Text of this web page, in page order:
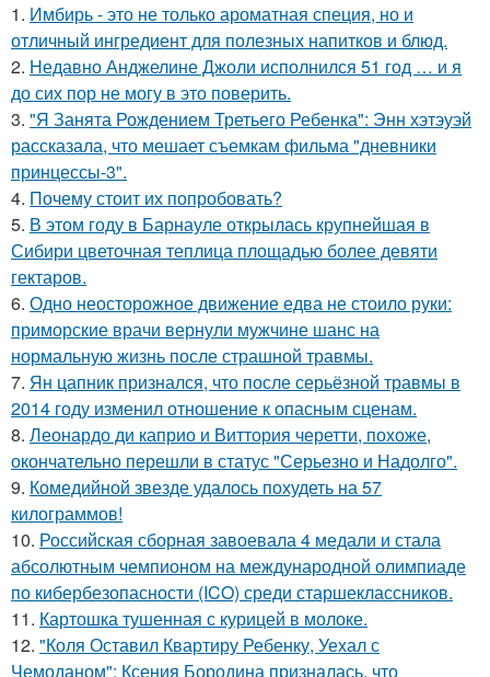
1. Имбирь - это не только ароматная специя, но и
отличный ингредиент для полезных напитков и блюд.
2. Недавно Анджелине Джоли исполнился 51 год … и я
до сих пор не могу в это поверить.
3. "Я Занята Рождением Третьего Ребенка": Энн хэтэуэй
рассказала, что мешает съемкам фильма "дневники
принцессы-3".
4. Почему стоит их попробовать?
5. В этом году в Барнауле открылась крупнейшая в
Сибири цветочная теплица площадью более девяти
гектаров.
6. Одно неосторожное движение едва не стоило руки:
приморские врачи вернули мужчине шанс на
нормальную жизнь после страшной травмы.
7. Ян цапник признался, что после серьёзной травмы в
2014 году изменил отношение к опасным сценам.
8. Леонардо ди каприо и Виттория черетти, похоже,
окончательно перешли в статус "Серьезно и Надолго".
9. Комедийной звезде удалось похудеть на 57
килограммов!
10. Российская сборная завоевала 4 медали и стала
абсолютным чемпионом на международной олимпиаде
по кибербезопасности (ICO) среди старшеклассников.
11. Картошка тушенная с курицей в молоке.
12. "Коля Оставил Квартиру Ребенку, Уехал с
Чемоданом": Ксения Бородина призналась, что